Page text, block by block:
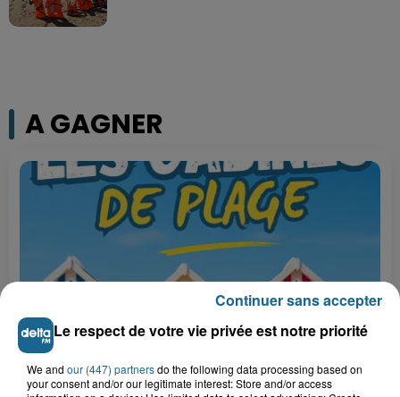
A GAGNER
Grand jeu de l'été : les cabines de plages
Le respect de votre vie privée est notre priorité
We and our (447) partnersdo the following data processing based on
your consent and/or our legitimate interest: Store and/or access
Continuer sans accepter